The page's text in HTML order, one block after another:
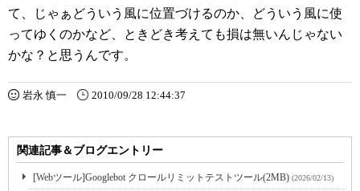
て、じゃぁどういう風に位置づけるのか、どういう風に使
ってゆくのかなど、ときどき考えても損は無いんじゃない
かな？と思うんです。
岩永 慎一 2010/09/28 12:44:37
関連記事＆ブログエントリー
[Webツール]Googlebot クロールリミットテストツール(2MB) (2026/02/13)